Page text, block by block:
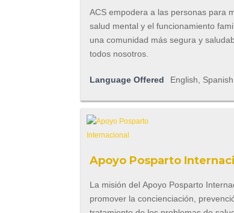
ACS empodera a las personas para
salud mental y el funcionamiento
una comunidad más segura y
todos nosotros.
Language Offered English, Spanish
Apoyo Posparto
La misión del Apoyo Posparto
promover la concienciación,